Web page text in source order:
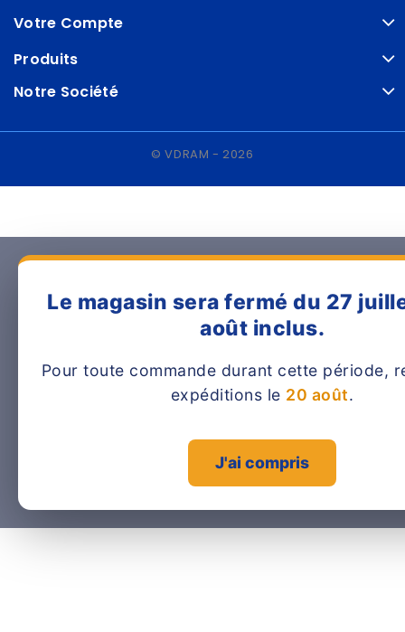
Votre Compte
Produits
Notre Société
© VDRAM - 2026
Le magasin sera fermé du 27
août inclus.
Pour toute commande durant cette période,
expéditions le 20 août.
J'ai compris